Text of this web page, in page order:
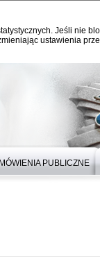
Jeśli nie
ustawienia
PUBLICZNE